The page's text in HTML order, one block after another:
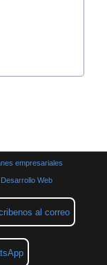
empresariales
Desarrollo Web
al correo